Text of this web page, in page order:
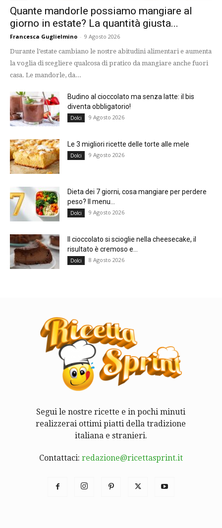
Quante mandorle possiamo mangiare al
giorno in estate? La quantità giusta...
Francesca Guglielmino - 9 Agosto 2026
Durante l’estate cambiano le nostre abitudini alimentari e aumenta
la voglia di scegliere qualcosa di pratico da mangiare anche fuori
casa. Le mandorle, da...
Budino al cioccolato ma senza latte: il bis
diventa obbligatorio!
Dolci 9 Agosto 2026
Le 3 migliori ricette delle torte alle mele
Dolci 9 Agosto 2026
Dieta dei 7 giorni, cosa mangiare per perdere
peso? Il menu...
Dolci 9 Agosto 2026
Il cioccolato si scioglie nella cheesecake, il
risultato è cremoso e...
Dolci 8 Agosto 2026
Segui le nostre ricette e in pochi minuti
realizzerai ottimi piatti della tradizione
italiana e stranieri.
Contattaci: redazione@ricettasprint.it